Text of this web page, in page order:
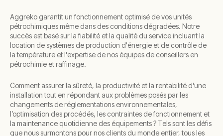
Aggreko garantit un fonctionnement optimisé de vos unités
pétrochimiques même dans des conditions dégradées. Notre
succès est basé sur la fiabilité et la qualité du service incluant la
location de systèmes de production d'énergie et de contrôle de
la température et l'expertise de nos équipes de conseillers en
pétrochimie et raffinage.
Comment assurer la sûreté, la productivité et la rentabilité d'une
installation tout en répondant aux problèmes posés par les
changements de réglementations environnementales,
l’optimisation des procédés, les contraintes de fonctionnement et
la maintenance quotidienne des équipements ? Tels sont les défis
que nous surmontons pour nos clients du monde entier, tous les